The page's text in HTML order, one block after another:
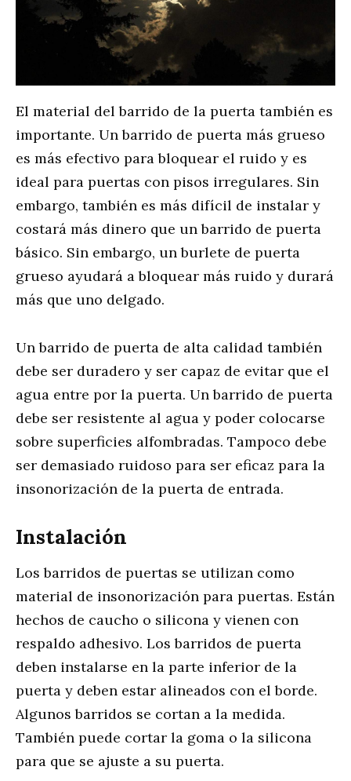
El material del barrido de la puerta también es
importante. Un barrido de puerta más grueso
es más efectivo para bloquear el ruido y es
ideal para puertas con pisos irregulares. Sin
embargo, también es más difícil de instalar y
costará más dinero que un barrido de puerta
básico. Sin embargo, un burlete de puerta
grueso ayudará a bloquear más ruido y durará
más que uno delgado.
Un barrido de puerta de alta calidad también
debe ser duradero y ser capaz de evitar que el
agua entre por la puerta. Un barrido de puerta
debe ser resistente al agua y poder colocarse
sobre superficies alfombradas. Tampoco debe
ser demasiado ruidoso para ser eficaz para la
insonorización de la puerta de entrada.
Instalación
Los barridos de puertas se utilizan como
material de insonorización para puertas. Están
hechos de caucho o silicona y vienen con
respaldo adhesivo. Los barridos de puerta
deben instalarse en la parte inferior de la
puerta y deben estar alineados con el borde.
Algunos barridos se cortan a la medida.
También puede cortar la goma o la silicona
para que se ajuste a su puerta.